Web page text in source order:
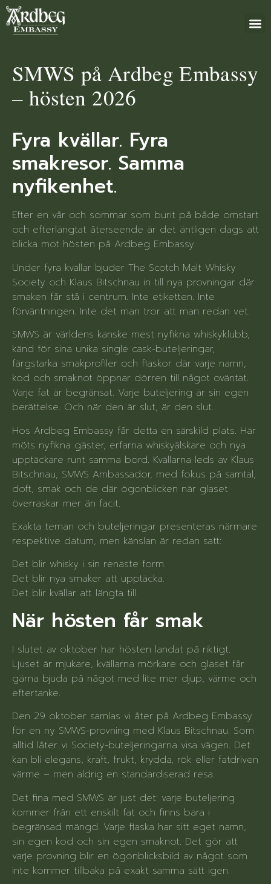
SMWS på Ardbeg Embassy
– hösten 2026
Fyra kvällar. Fyra
smakresor. Samma
nyfikenhet.
Efter en vår och sommar som burit på både omstart
och efterlängtat återseende är det äntligen dags att
blicka mot hösten på Ardbeg Embassy.
Under fyra kvällar bjuder The Scotch Malt Whisky
Society och Klaus Bitschnau in till nya provningar där
smaken får stå i centrum. Inte etiketten. Inte
förväntningen. Inte det man tror att man redan vet.
SMWS är världens kanske mest nyfikna whiskyklubb,
känd för sina unika single cask-buteljeringar,
färgstarka smakprofiler och flaskor där varje namn,
kod och smaknot öppnar dörren till något oväntat.
Varje fat är begränsat. Varje buteljering är sin egen
berättelse. Och när den är slut, är den slut.
Hos Ardbeg Embassy får detta en särskild plats. Här
möts nyfikna gäster, erfarna whiskyälskare och nya
upptäckare runt samma bord. Kvällarna leds av Klaus
Bitschnau, SMWS Ambassador, med fokus på samtal,
doft, smak och de där ögonblicken när glaset
överraskar mer än facit.
Exakta teman och buteljeringar presenteras närmare
respektive datum, men känslan är redan satt:
Det blir whisky i sin renaste form.
Det blir nya smaker att upptäcka.
Det blir kvällar att längta till.
När hösten får smak
I slutet av oktober har hösten landat på riktigt.
Ljuset är mjukare, kvällarna mörkare och glaset får
gärna bjuda på något med lite mer djup, värme och
eftertanke.
Den 29 oktober samlas vi åter på Ardbeg Embassy
för en ny SMWS-provning med Klaus Bitschnau. Som
alltid låter vi Society-buteljeringarna visa vägen. Det
kan bli elegans, kraft, frukt, krydda, rök eller fatdriven
värme – men aldrig en standardiserad resa.
Det fina med SMWS är just det: varje buteljering
kommer från ett enskilt fat och finns bara i
begränsad mängd. Varje flaska har sitt eget namn,
sin egen kod och sin egen smaknot. Det gör att
varje provning blir en ögonblicksbild av något som
inte kommer tillbaka på exakt samma sätt igen.